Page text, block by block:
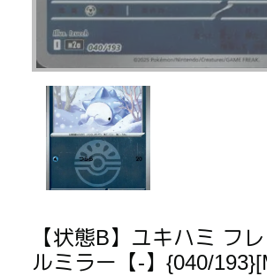
【状態B】ユキハミ フ
ルミラー【-】{040/